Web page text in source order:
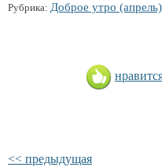
Рубрика: Доброе утро (апрель)
<< предыдущая